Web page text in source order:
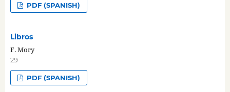
PDF (SPANISH)
Libros
F. Mory
29
PDF (SPANISH)